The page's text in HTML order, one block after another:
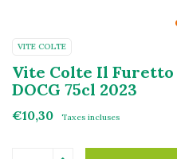
VITE COLTE
Vite Colte Il
DOCG 75cl 2023
€10,30 Taxes incluses